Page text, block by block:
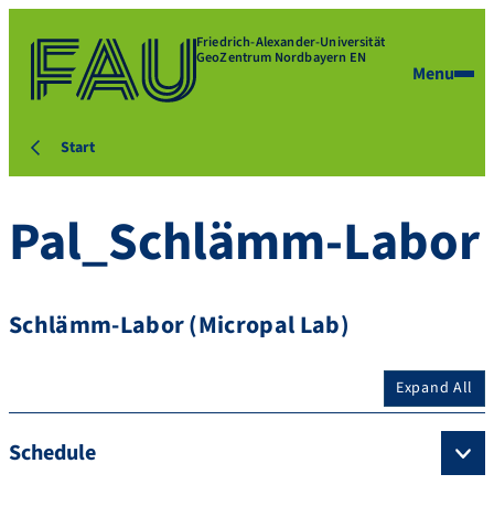
Friedrich-Alexander-Universität
GeoZentrum Nordbayern EN
Menu
Start
Pal_Schlämm-Labor
Schlämm-Labor (Micropal Lab)
Expand All
Schedule